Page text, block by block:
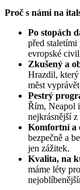
Proč s námi na
Po stopách
před
evropské
Zkušený a
Hrazdil,
měst
Pestrý
Řím, Neapol
nejkrásnější z
Komfortní a
bezpečně a
jen zážitek.
Kvalita, na
máme léty